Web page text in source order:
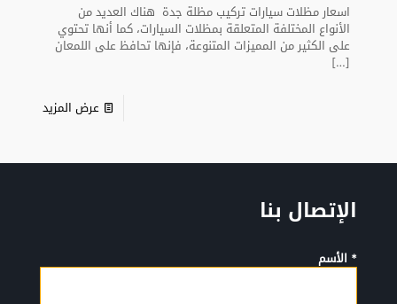
اسعار مظلات سيارات تركيب مظلة جدة هناك العديد من
الأنواع المختلفة المتعلقة بمظلات السيارات، كما أنها تحتوي
على الكثير من المميزات المتنوعة، فإنها تحافظ على اللمعان
[…]
عرض المزيد
الإتصال بنا
* الأسم